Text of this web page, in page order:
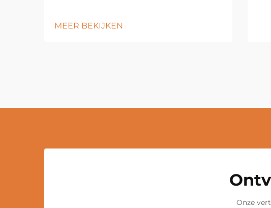
MEER BEKIJKEN
Onze